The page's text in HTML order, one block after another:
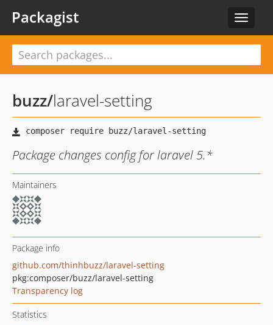
Toggle
Packagist
buzz/laravel-setting
Package changes config for laravel 5.*
Maintainers
Package info
github.com/thinhbuzz/laravel-setting
pkg:composer/buzz/laravel-setting
Transparency log
Statistics